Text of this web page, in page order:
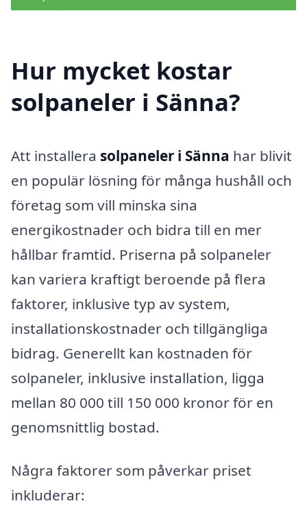
Hur mycket kostar
solpaneler i Sänna?
Att installera solpaneler i Sänna har blivit
en populär lösning för många hushåll och
företag som vill minska sina
energikostnader och bidra till en mer
hållbar framtid. Priserna på solpaneler
kan variera kraftigt beroende på flera
faktorer, inklusive typ av system,
installationskostnader och tillgängliga
bidrag. Generellt kan kostnaden för
solpaneler, inklusive installation, ligga
mellan 80 000 till 150 000 kronor för en
genomsnittlig bostad.
Några faktorer som påverkar priset
inkluderar: